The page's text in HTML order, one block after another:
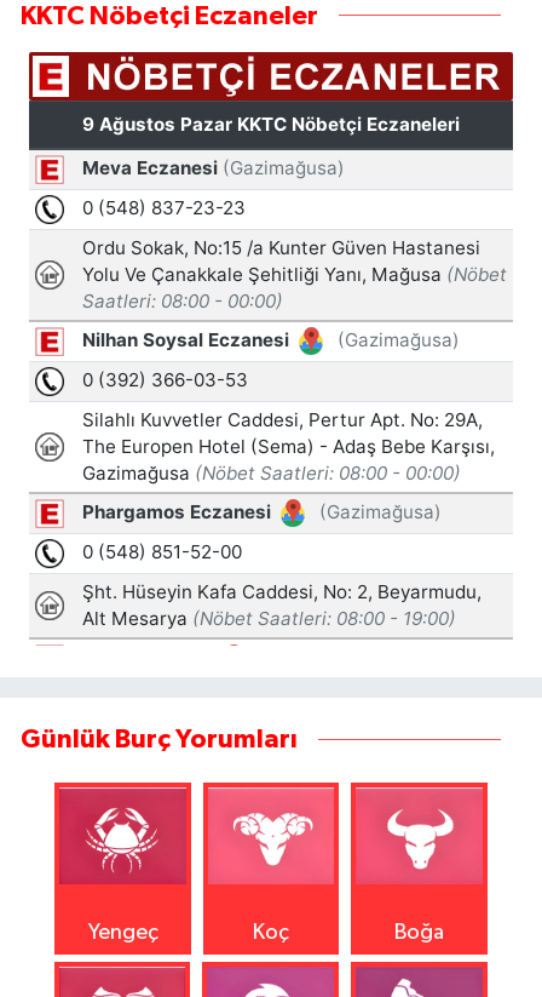
KKTC Nöbetçi Eczaneler
Günlük Burç Yorumları
Yengeç Koç Boğa